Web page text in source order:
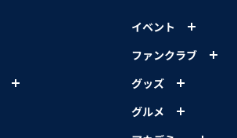
イベント
ファンクラブ
グッズ
グルメ